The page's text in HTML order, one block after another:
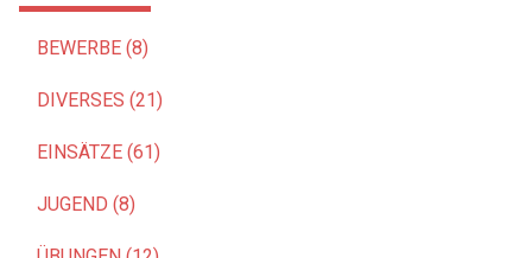
BEWERBE (8)
DIVERSES (21)
EINSÄTZE (61)
JUGEND (8)